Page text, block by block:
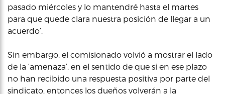
pasado miércoles y lo mantendré hasta el martes
para que quede clara nuestra posición de llegar a un
acuerdo’.
Sin embargo, el comisionado volvió a mostrar el lado
de la ‘amenaza’, en el sentido de que si en ese plazo
no han recibido una respuesta positiva por parte del
sindicato, entonces los dueños volverán a la